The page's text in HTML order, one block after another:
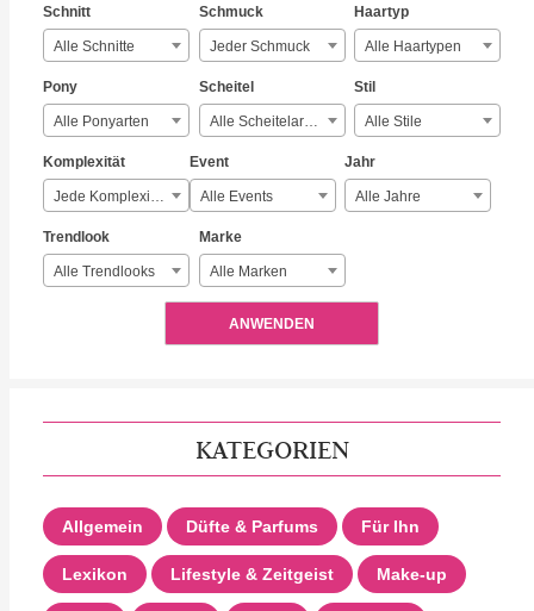
Schnitt
Alle Schnitte
Schmuck
Jeder Schmuck
Haartyp
Alle Haartypen
Pony
Alle Ponyarten
Scheitel
Alle Scheitelarten
Stil
Alle Stile
Komplexität
Jede Komplexität
Event
Alle Events
Jahr
Alle Jahre
Trendlook
Alle Trendlooks
Marke
Alle Marken
ANWENDEN
KATEGORIEN
Allgemein Düfte & Parfums Für Ihn
Lexikon Lifestyle & Zeitgeist Make-up